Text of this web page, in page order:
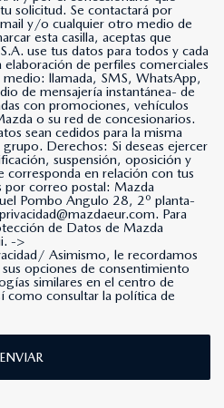
solicitud. Se contactará por
y/o cualquier otro medio de
use tus datos para todos y cada
de perfiles comerciales
llamada, SMS, WhatsApp,
de mensajería instantánea- de
con promociones, vehículos
o su red de concesionarios.
sean cedidos para la misma
grupo. Derechos: Si deseas ejercer
suspensión, oposición y
en relación con tus
correo postal: Mazda
Pombo Angulo 28, 2º planta-
Para
de Datos de Mazda
->
opciones de consentimiento
similares en el centro de
como consultar la política de
ENVIAR